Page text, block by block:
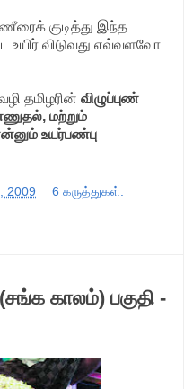
குடித்து இந்த
உயிர் விடுவது எவ்வளவோ
தமிழரின் விழுப்புண்
மற்றும்
உயர்பண்பு
6 கருத்துகள்:
காலம்) பகுதி -